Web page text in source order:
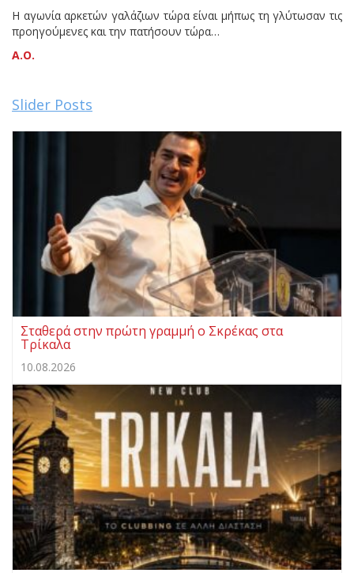
Η αγωνία αρκετών γαλάζιων τώρα είναι μήπως τη γλύτωσαν τις
προηγούμενες και την πατήσουν τώρα…
Α.Ο.
Slider Posts
Σταθερά στην πρώτη γραμμή ο Σκρέκας στα
Τρίκαλα
10.08.2026